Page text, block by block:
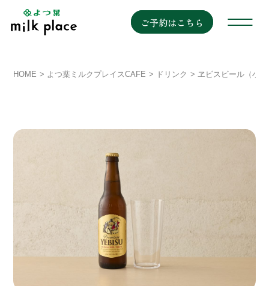
ご予約はこちら
HOME よつ葉ミルクプレイスCAFE ドリンク ヱビスビール（小